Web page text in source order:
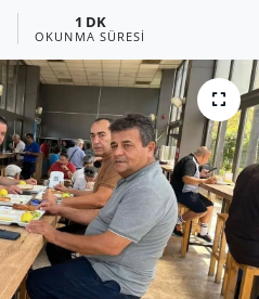
1 DK
OKUNMA SÜRESI